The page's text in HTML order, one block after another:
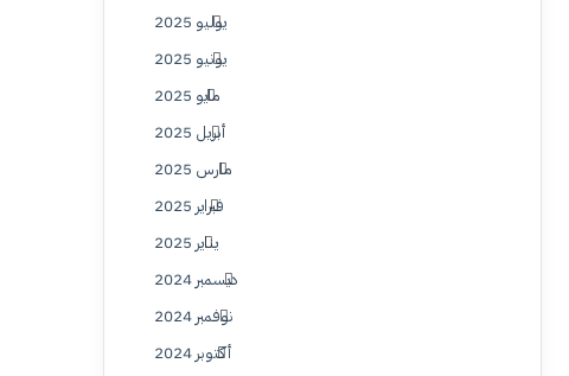
يوليو 2025
يونيو 2025
مايو 2025
أبريل 2025
مارس 2025
فبراير 2025
يناير 2025
ديسمبر 2024
نوفمبر 2024
أكتوبر 2024